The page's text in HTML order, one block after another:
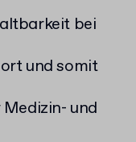
bei
und somit
und